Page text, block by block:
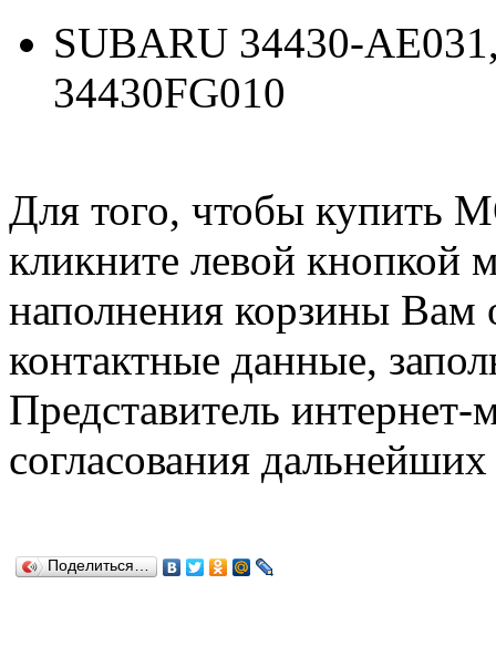
SUBARU 34430-
34430FG010
Для того, чтобы купить
кликните левой
наполнения корзины Вам
контактные данные,
Представитель
согласования
Поделиться…